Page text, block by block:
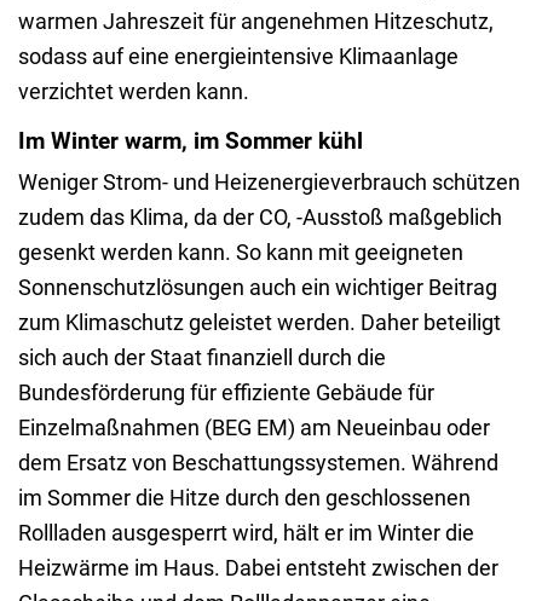
warmen Jahreszeit für angenehmen Hitzeschutz,
sodass auf eine energieintensive Klimaanlage
verzichtet werden kann.
Im Winter warm, im Sommer kühl
Weniger Strom- und Heizenergieverbrauch schützen
zudem das Klima, da der CO, -Ausstoß maßgeblich
gesenkt werden kann. So kann mit geeigneten
Sonnenschutzlösungen auch ein wichtiger Beitrag
zum Klimaschutz geleistet werden. Daher beteiligt
sich auch der Staat finanziell durch die
Bundesförderung für effiziente Gebäude für
Einzelmaßnahmen (BEG EM) am Neueinbau oder
dem Ersatz von Beschattungssystemen. Während
im Sommer die Hitze durch den geschlossenen
Rollladen ausgesperrt wird, hält er im Winter die
Heizwärme im Haus. Dabei entsteht zwischen der